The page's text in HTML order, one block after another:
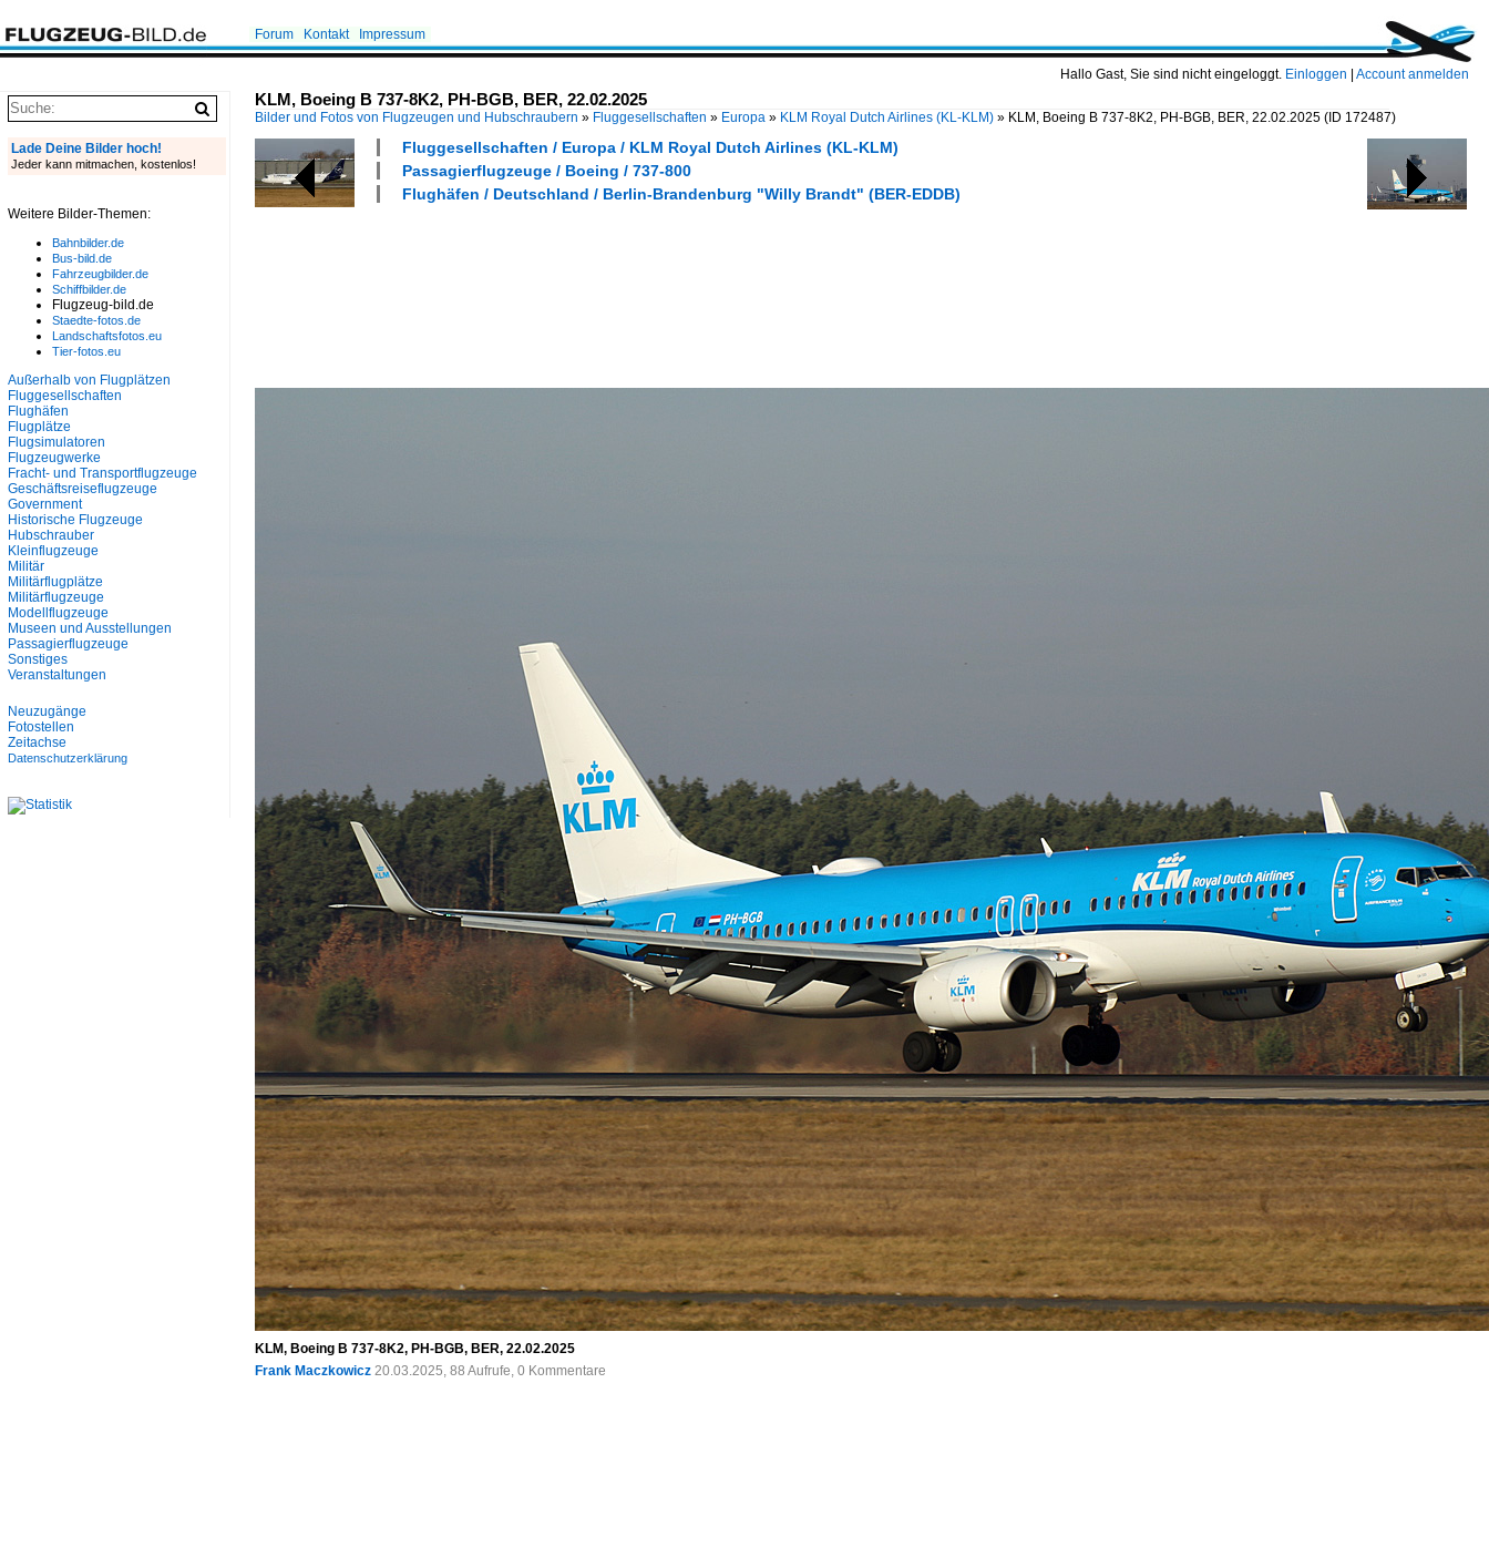
Hallo Gast, Sie sind nicht eingeloggt. Einloggen Account anmelden
Forum Kontakt Impressum
KLM, Boeing B 737-8K2, PH-BGB, BER, 22.02.2025
Bilder und Fotos von Flugzeugen und Hubschraubern » Fluggesellschaften » Europa » KLM Royal Dutch Airlines (KL-KLM) » KLM, Boeing B 737-8K2, PH-BGB, BER, 22.02.2025 (ID 172487)
Fluggesellschaften / Europa / KLM Royal Dutch Airlines (KL-KLM)
Passagierflugzeuge / Boeing / 737-800
Flughäfen / Deutschland / Berlin-Brandenburg "Willy Brandt" (BER-EDDB)
KLM, Boeing B 737-8K2, PH-BGB, BER, 22.02.2025
Frank Maczkowicz 20.03.2025, 88 Aufrufe, 0 Kommentare
Lade Deine Bilder hoch!
Jeder kann mitmachen, kostenlos!
Weitere Bilder-Themen:
Bahnbilder.de
Bus-bild.de
Fahrzeugbilder.de
Schiffbilder.de
Flugzeug-bild.de
Staedte-fotos.de
Landschaftsfotos.eu
Tier-fotos.eu
Außerhalb von Flugplätzen
Fluggesellschaften
Flughäfen
Flugplätze
Flugsimulatoren
Flugzeugwerke
Fracht- und Transportflugzeuge
Geschäftsreiseflugzeuge
Government
Historische Flugzeuge
Hubschrauber
Kleinflugzeuge
Militär
Militärflugplätze
Militärflugzeuge
Modellflugzeuge
Museen und Ausstellungen
Passagierflugzeuge
Sonstiges
Veranstaltungen
Neuzugänge
Fotostellen
Zeitachse
Datenschutzerklärung